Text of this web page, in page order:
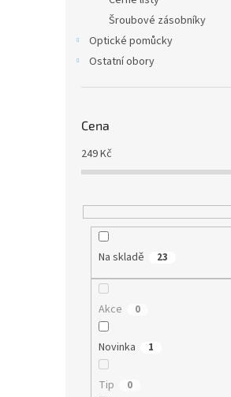
Šroubové zásobníky
Optické pomůcky
Ostatní obory
Cena
249Kč
Na skladě 23
Akce 0
Novinka 1
Tip 0